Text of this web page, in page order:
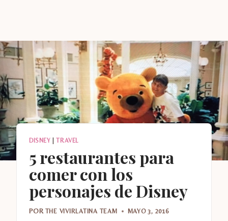
DISNEY |TRAVEL
5 restaurantes para
comer con los
personajes de Disney
POR THE VIVIRLATINA TEAM MAYO 3, 2016